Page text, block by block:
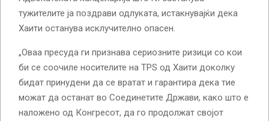
тужителите ја поздрави одлуката, истакнувајќи дека
Хаити останува исклучително опасен.
„Оваа пресуда ги признава сериозните ризици со кои
би се соочиле носителите на TPS од Хаити доколку
бидат принудени да се вратат и гарантира дека тие
можат да останат во Соединетите Држави, како што е
наложено од Конгресот, да го продолжат својот